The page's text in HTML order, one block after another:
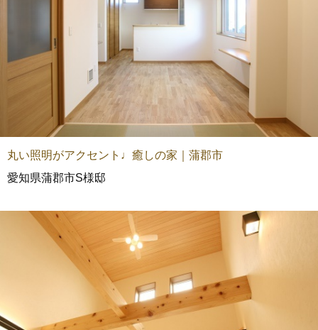
丸い照明がアクセント♩癒しの家｜蒲郡市
愛知県蒲郡市S様邸